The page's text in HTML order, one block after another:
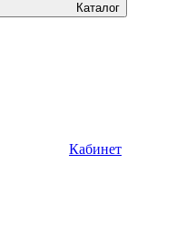
Каталог
Кабинет